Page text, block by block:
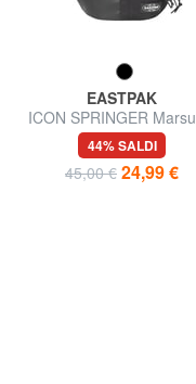
EASTPAK
ICON SPRINGER
44% SALDI
45,00 € 24,99 €